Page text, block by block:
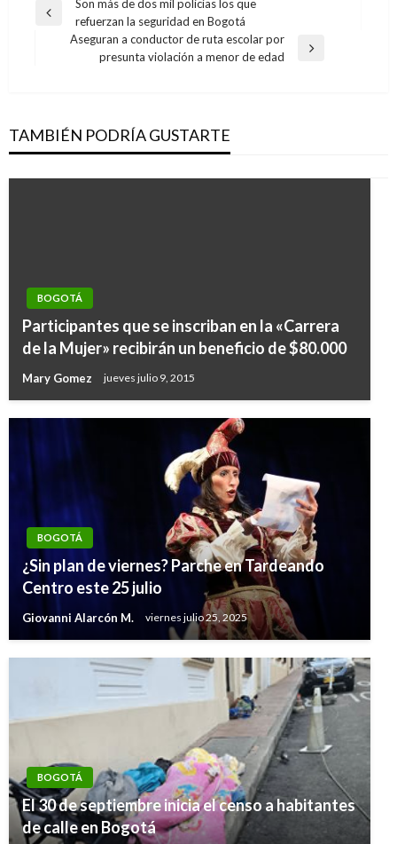
Navegación
entradas
Entrada
anterior
Son más de dos mil policías los que
refuerzan la seguridad en Bogotá
Aseguran a conductor de ruta escolar por
presunta violación a menor de edad
TAMBIÉN PODRÍA GUSTARTE
BOGOTÁ
Participantes que se inscriban en la «Carrera
de la Mujer» recibirán un beneficio de $80.000
Mary Gomez jueves julio 9, 2015
BOGOTÁ
¿Sin plan de viernes? Parche en Tardeando
Centro este 25 julio
Giovanni Alarcón M. viernes julio 25, 2025
BOGOTÁ
El 30 de septiembre inicia el censo a habitantes
de calle en Bogotá